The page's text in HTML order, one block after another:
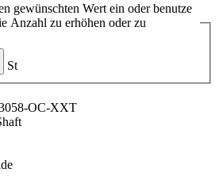
gewünschten Wert ein oder benutze
Anzahl zu erhöhen oder zu
St
OC-XXT